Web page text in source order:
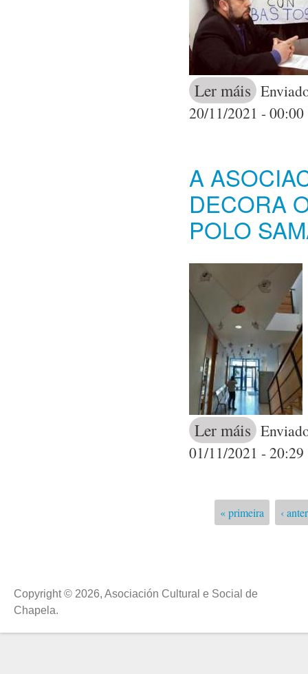
Ler máis acerca de
20/11/2021 - 00:00
A
DECORA
POLO
Ler máis acerca de A
01/11/2021 - 20:29
Páxinas
« primeira ‹
Copyright © 2026, Asociación Cultural e Social de
Chapela.